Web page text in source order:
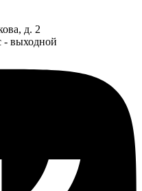
д. 2
- выходной